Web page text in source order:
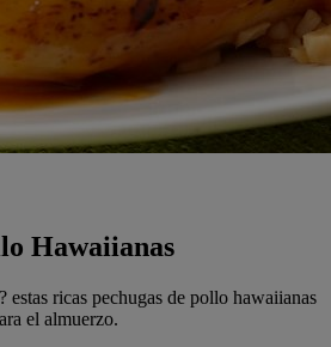
Hawaiianas
ricas pechugas de pollo hawaiianas
el almuerzo.